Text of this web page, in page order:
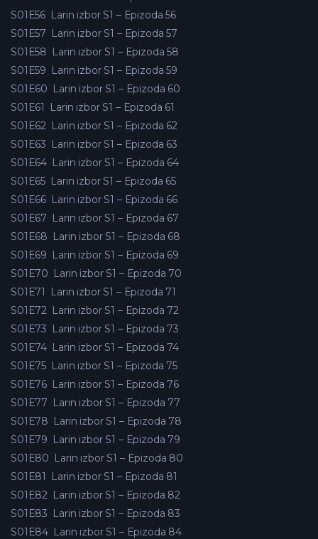
S01E56 Larin izbor S1 – Epizoda 56
S01E57 Larin izbor S1 – Epizoda 57
S01E58 Larin izbor S1 – Epizoda 58
S01E59 Larin izbor S1 – Epizoda 59
S01E60 Larin izbor S1 – Epizoda 60
S01E61
Larin izbor S1 – Epizoda 61
S01E62 Larin izbor S1 – Epizoda 62
S01E63 Larin izbor S1 – Epizoda 63
S01E64 Larin izbor S1 – Epizoda 64
S01E65 Larin izbor S1 – Epizoda 65
S01E66 Larin izbor S1 – Epizoda 66
S01E67 Larin izbor S1 – Epizoda 67
S01E68 Larin izbor S1 – Epizoda 68
S01E69 Larin izbor S1 – Epizoda 69
S01E70 Larin izbor S1 – Epizoda 70
S01E71
Larin izbor S1 – Epizoda 71
S01E72 Larin izbor S1 – Epizoda 72
S01E73 Larin izbor S1 – Epizoda 73
S01E74 Larin izbor S1 – Epizoda 74
S01E75 Larin izbor S1 – Epizoda 75
S01E76 Larin izbor S1 – Epizoda 76
S01E77 Larin izbor S1 – Epizoda 77
S01E78 Larin izbor S1 – Epizoda 78
S01E79 Larin izbor S1 – Epizoda 79
S01E80 Larin izbor S1 – Epizoda 80
S01E81
Larin izbor S1 – Epizoda 81
S01E82 Larin izbor S1 – Epizoda 82
S01E83 Larin izbor S1 – Epizoda 83
S01E84 Larin izbor S1 – Epizoda 84